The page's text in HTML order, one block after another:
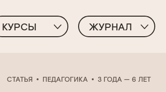
КУРСЫ ЖУРНАЛ
СТАТЬЯ ПЕДАГОГИКА 3 ГОДА — 6 ЛЕТ